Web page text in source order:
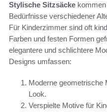
Stylische Sitzsäcke
Bedürfnisse verschiedener
Für Kinderzimmer sind oft
Farben und festen Formen
elegantere und schlichtere
Designs umfassen:
Moderne geometrische
Look.
Verspielte Motive für